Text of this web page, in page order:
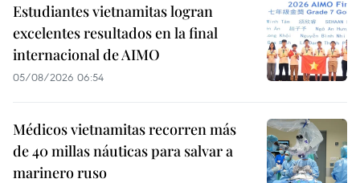
Estudiantes vietnamitas logran
excelentes resultados en la final
internacional de AIMO
05/08/2026 06:54
Médicos vietnamitas recorren más
de 40 millas náuticas para salvar a
marinero ruso